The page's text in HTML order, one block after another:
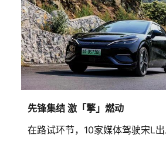
先锋集结 激「擎」燃动
在路试环节，10家媒体驾驶宋L